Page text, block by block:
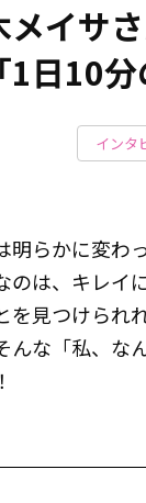
メイサ
1日10
インタ
明らかに変わ
のは、キレイ
を見つけられ
んな「私、な